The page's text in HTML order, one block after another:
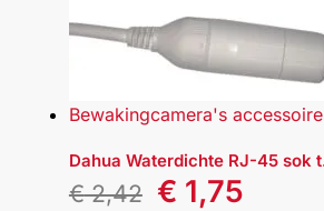
Bewakingcamera's
Dahua Waterdichte RJ-45 sok
€2,42 € 1,75